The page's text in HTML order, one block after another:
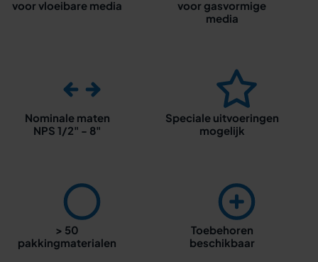
voor vloeibare media
voor gasvormige
media
Nominale maten
NPS 1/2" - 8"
Speciale uitvoeringen
mogelijk
> 50
pakkingmaterialen
Toebehoren
beschikbaar